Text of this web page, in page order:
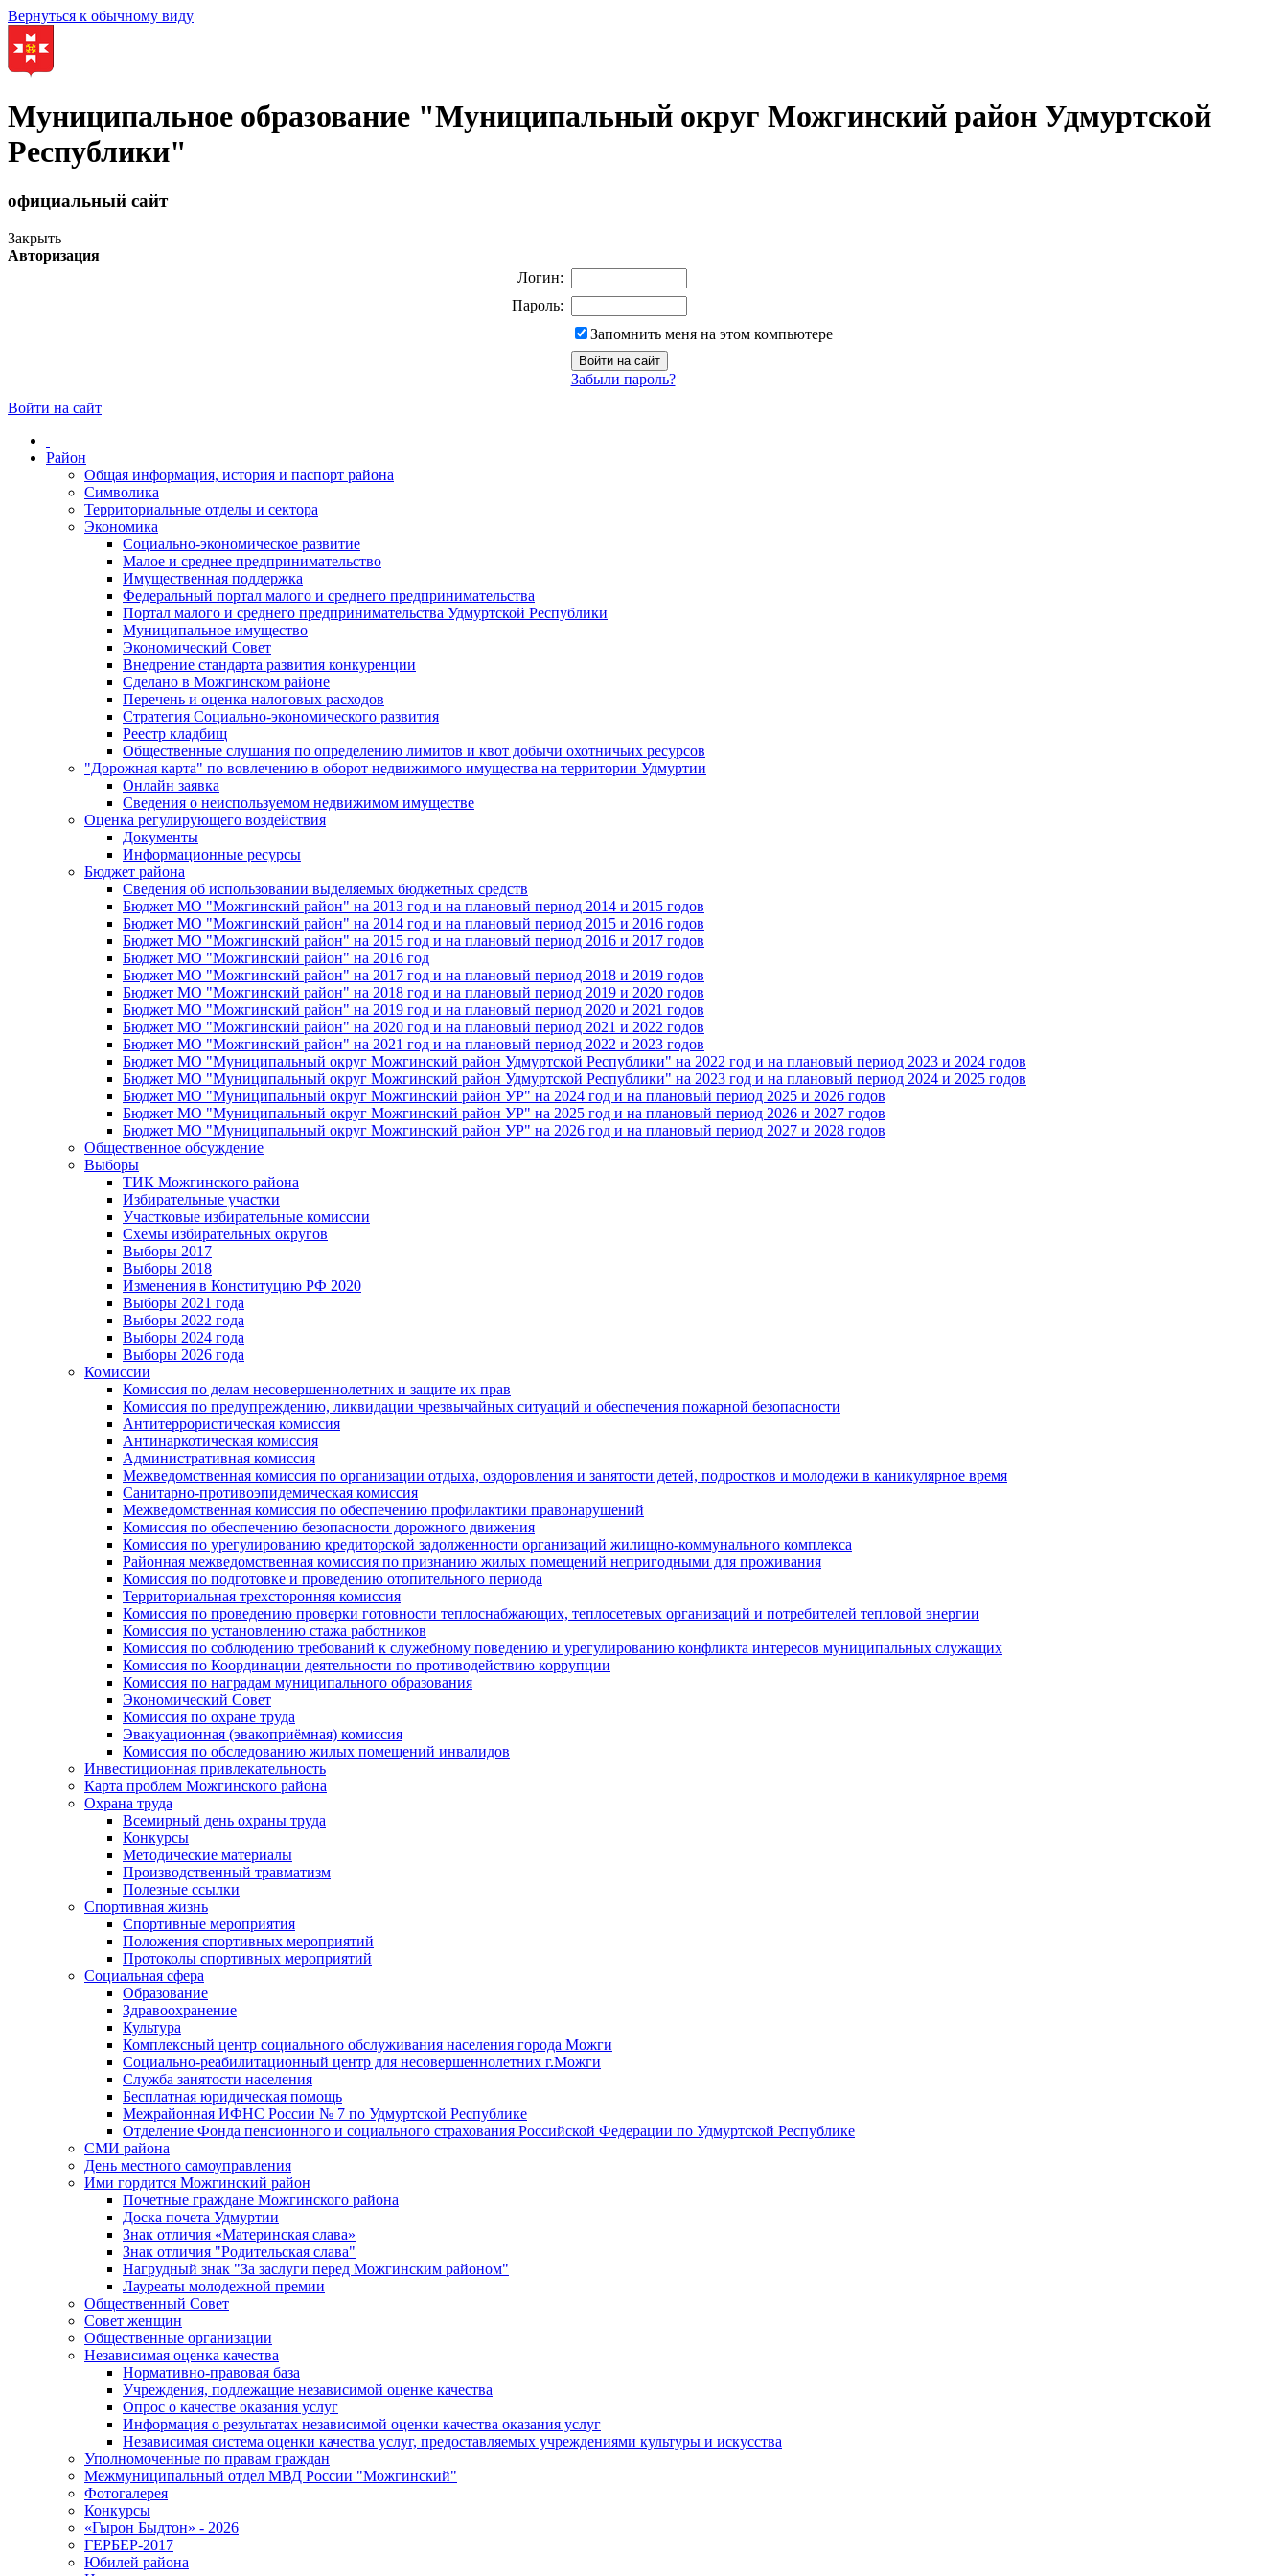
Вернуться к обычному виду
Муниципальное образование "Муниципальный округ Можгинский район Удмуртской
Республики"
официальный сайт
Закрыть
Авторизация
Логин:
Пароль:
Запомнить меня на этом компьютере
Забыли пароль?
Войти на сайт
Район
Общая информация, история и паспорт района
Символика
Территориальные отделы и сектора
Экономика
Социально-экономическое развитие
Малое и среднее предпринимательство
Имущественная поддержка
Федеральный портал малого и среднего предпринимательства
Портал малого и среднего предпринимательства Удмуртской Республики
Муниципальное имущество
Экономический Совет
Внедрение стандарта развития конкуренции
Сделано в Можгинском районе
Перечень и оценка налоговых расходов
Стратегия Социально-экономического развития
Реестр кладбищ
Общественные слушания по определению лимитов и квот добычи охотничьих ресурсов
"Дорожная карта" по вовлечению в оборот недвижимого имущества на территории Удмуртии
Онлайн заявка
Сведения о неиспользуемом недвижимом имуществе
Оценка регулирующего воздействия
Документы
Информационные ресурсы
Бюджет района
Сведения об использовании выделяемых бюджетных средств
Бюджет МО "Можгинский район" на 2013 год и на плановый период 2014 и 2015 годов
Бюджет МО "Можгинский район" на 2014 год и на плановый период 2015 и 2016 годов
Бюджет МО "Можгинский район" на 2015 год и на плановый период 2016 и 2017 годов
Бюджет МО "Можгинский район" на 2016 год
Бюджет МО "Можгинский район" на 2017 год и на плановый период 2018 и 2019 годов
Бюджет МО "Можгинский район" на 2018 год и на плановый период 2019 и 2020 годов
Бюджет МО "Можгинский район" на 2019 год и на плановый период 2020 и 2021 годов
Бюджет МО "Можгинский район" на 2020 год и на плановый период 2021 и 2022 годов
Бюджет МО "Можгинский район" на 2021 год и на плановый период 2022 и 2023 годов
Бюджет МО "Муниципальный округ Можгинский район Удмуртской Республики" на 2022 год и на плановый период 2023 и 2024 годов
Бюджет МО "Муниципальный округ Можгинский район Удмуртской Республики" на 2023 год и на плановый период 2024 и 2025 годов
Бюджет МО "Муниципальный округ Можгинский район УР" на 2024 год и на плановый период 2025 и 2026 годов
Бюджет МО "Муниципальный округ Можгинский район УР" на 2025 год и на плановый период 2026 и 2027 годов
Бюджет МО "Муниципальный округ Можгинский район УР" на 2026 год и на плановый период 2027 и 2028 годов
Общественное обсуждение
Выборы
ТИК Можгинского района
Избирательные участки
Участковые избирательные комиссии
Схемы избирательных округов
Выборы 2017
Выборы 2018
Изменения в Конституцию РФ 2020
Выборы 2021 года
Выборы 2022 года
Выборы 2024 года
Выборы 2026 года
Комиссии
Комиссия по делам несовершеннолетних и защите их прав
Комиссия по предупреждению, ликвидации чрезвычайных ситуаций и обеспечения пожарной безопасности
Антитеррористическая комиссия
Антинаркотическая комиссия
Административная комиссия
Межведомственная комиссия по организации отдыха, оздоровления и занятости детей, подростков и молодежи в каникулярное время
Санитарно-противоэпидемическая комиссия
Межведомственная комиссия по обеспечению профилактики правонарушений
Комиссия по обеспечению безопасности дорожного движения
Комиссия по урегулированию кредиторской задолженности организаций жилищно-коммунального комплекса
Районная межведомственная комиссия по признанию жилых помещений непригодными для проживания
Комиссия по подготовке и проведению отопительного периода
Территориальная трехсторонняя комиссия
Комиссия по проведению проверки готовности теплоснабжающих, теплосетевых организаций и потребителей тепловой энергии
Комиссия по установлению стажа работников
Комиссия по соблюдению требований к служебному поведению и урегулированию конфликта интересов муниципальных служащих
Комиссия по Координации деятельности по противодействию коррупции
Комиссия по наградам муниципального образования
Экономический Совет
Комиссия по охране труда
Эвакуационная (эвакоприёмная) комиссия
Комиссия по обследованию жилых помещений инвалидов
Инвестиционная привлекательность
Карта проблем Можгинского района
Охрана труда
Всемирный день охраны труда
Конкурсы
Методические материалы
Производственный травматизм
Полезные ссылки
Спортивная жизнь
Спортивные мероприятия
Положения спортивных мероприятий
Протоколы спортивных мероприятий
Социальная сфера
Образование
Здравоохранение
Культура
Комплексный центр социального обслуживания населения города Можги
Социально-реабилитационный центр для несовершеннолетних г.Можги
Служба занятости населения
Бесплатная юридическая помощь
Межрайонная ИФНС России № 7 по Удмуртской Республике
Отделение Фонда пенсионного и социального страхования Российской Федерации по Удмуртской Республике
СМИ района
День местного самоуправления
Ими гордится Можгинский район
Почетные граждане Можгинского района
Доска почета Удмуртии
Знак отличия «Материнская слава»
Знак отличия "Родительская слава"
Нагрудный знак "За заслуги перед Можгинским районом"
Лауреаты молодежной премии
Общественный Совет
Совет женщин
Общественные организации
Независимая оценка качества
Нормативно-правовая база
Учреждения, подлежащие независимой оценке качества
Опрос о качестве оказания услуг
Информация о результатах независимой оценки качества оказания услуг
Независимая система оценки качества услуг, предоставляемых учреждениями культуры и искусства
Уполномоченные по правам граждан
Межмуниципальный отдел МВД России "Можгинский"
Фотогалерея
Конкурсы
«Гырон Быдтон» - 2026
ГЕРБЕР-2017
Юбилей района